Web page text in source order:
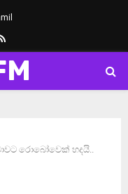
Rss
රොබෝවෙක් හදයි..